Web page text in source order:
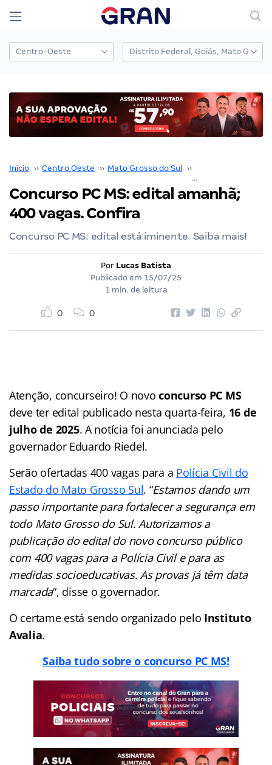
Início ›› Centro Oeste ›› Mato Grosso do Sul ››
Concurso PC MS: edital amanhã;
400 vagas. Confira
Concurso PC MS: edital está iminente. Saiba mais!
Por Lucas Batista
Publicado em 15/07/25
1 min. de leitura
0 0
Atenção, concurseiro! O novoconcurso PC MS
deve ter edital publicado nesta quarta-feira, 16 de
julho de 2025. A notícia foi anunciada pelo
governador Eduardo Riedel.
Serão ofertadas 400 vagas para a Polícia Civil do
Estado do Mato Grosso Sul. “Estamos dando um
passo importante para fortalecer a segurança em
todo Mato Grosso do Sul. Autorizamos a
publicação do edital do novo concurso público
com 400 vagas para a Polícia Civil e para as
medidas socioeducativas. As provas já têm data
marcada“, disse o governador.
O certame está sendo organizado pelo Instituto
Avalia.
Saiba tudo sobre o concurso PC MS!